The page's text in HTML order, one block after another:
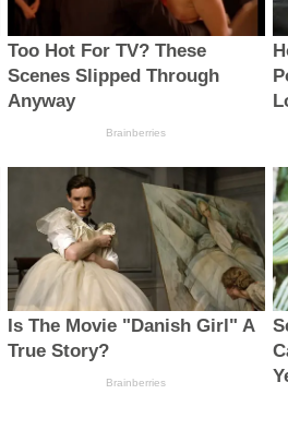
Too Hot For TV? These
Scenes Slipped Through
Anyway
Brainberries
Is The Movie "Danish Girl" A
True Story?
Brainberries